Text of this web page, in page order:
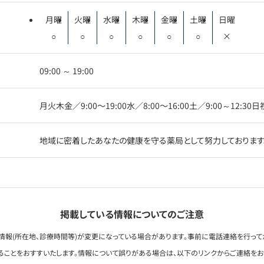
月曜
○
火曜
○
水曜
○
木曜
○
金曜
○
土曜
○
日曜
×
09:00 ～ 19:00
月火木金／9:00〜19:00水／8:00〜16:00土／9:00～12:30日
地域に密着したあなたの健康を守る薬局として努力しております
掲載している情報についてのご注意
報(所在地、診療時間等)が変更になっている場合があります。事前に電話連絡を行っ
ことをおすすいたします。情報について誤りがある場合は、以下のリンクからご連絡を